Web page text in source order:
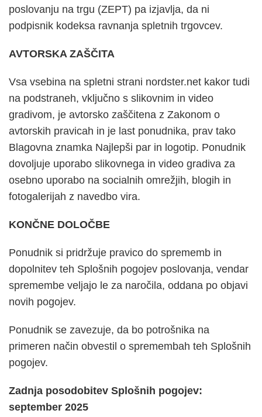
poslovanju na trgu (ZEPT) pa izjavlja, da ni
podpisnik kodeksa ravnanja spletnih trgovcev.
AVTORSKA ZAŠČITA
Vsa vsebina na spletni strani nordster.net kakor tudi
na podstraneh, vključno s slikovnim in video
gradivom, je avtorsko zaščitena z Zakonom o
avtorskih pravicah in je last ponudnika, prav tako
Blagovna znamka Najlepši par in logotip. Ponudnik
dovoljuje uporabo slikovnega in video gradiva za
osebno uporabo na socialnih omrežjih, blogih in
fotogalerijah z navedbo vira.
KONČNE DOLOČBE
Ponudnik si pridržuje pravico do sprememb in
dopolnitev teh Splošnih pogojev poslovanja, vendar
spremembe veljajo le za naročila, oddana po objavi
novih pogojev.
Ponudnik se zavezuje, da bo potrošnika na
primeren način obvestil o spremembah teh Splošnih
pogojev.
Zadnja posodobitev Splošnih pogojev:
september 2025